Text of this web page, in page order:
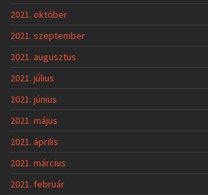
2021. október
2021. szeptember
2021. augusztus
2021. július
2021. június
2021. május
2021. április
2021. március
2021. február